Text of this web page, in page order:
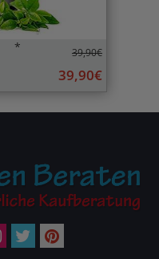
* 39,90€
39,90€